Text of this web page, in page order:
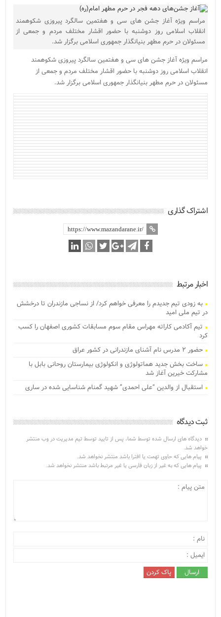
مراسم ویژه آغاز جشن های سی و هفتمین سالگرد پیروزی شکوهمند
انقلاب اسلامی روز دوشنبه با حضور اقشار مختلف مردم و جمعی از
مسئولان در حرم مطهر بنیانگذار جمهوری اسلامی برگزار شد.
مراسم ویژه آغاز جشن های سی و هفتمین سالگرد پیروزی شکوهمند
انقلاب اسلامی روز دوشنبه با حضور اقشار مختلف مردم و جمعی از
مسئولان در حرم مطهر بنیانگذار جمهوری اسلامی برگزار شد.
اشتراک گذاری
اخبار مرتبط
به زودی تیم جدیدم را معرفی خواهم کرد/ از نساجی مازندران تا درخشش
در تیم ملی امید
تیم آکادمی کاراته مهراس مقام سوم مسابقات کشوری اصفهان را کسب
کرد
حضور ۲ مدرس نام آشنای مازندرانی در کشور عراق
ساخت بخش جدید هماتولوژی و انکولوژی بیمارستان روحانی بابل با
مشارکت خیرین آغاز شد
استقبال از والدین “علی احمدی” شهید گمنام شناسایی شده در ساری
ثبت دیدگاه
دیدگاه های ارسال شده توسط شما، پس از تایید توسط تیم مدیریت در وب منتشر
خواهد شد.
پیام هایی که حاوی تهمت یا افترا باشد منتشر نخواهد شد.
پیام هایی که به غیر از زبان فارسی یا غیر مرتبط باشد منتشر نخواهد شد.